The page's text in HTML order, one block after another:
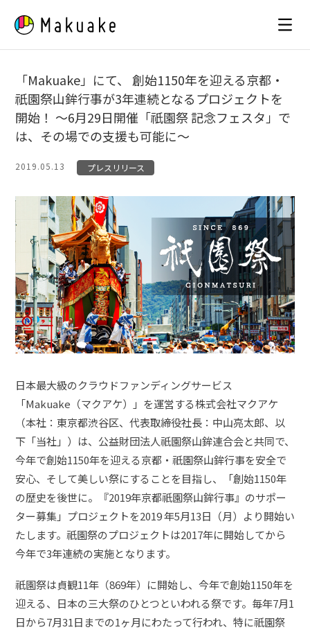
content
「Makuake」にて、 創始1150年を迎える京都・
祇園祭山鉾行事が3年連続となるプロジェクトを
開始！ 〜6月29日開催「祇園祭 記念フェスタ」で
は、その場での支援も可能に〜
2019.05.13 プレスリリース
日本最大級のクラウドファンディングサービス
「Makuake（マクアケ）」を運営する株式会社マクアケ
（本社：東京都渋谷区、代表取締役社長：中山亮太郎、以
下「当社」）は、公益財団法人祇園祭山鉾連合会と共同で、
今年で創始1150年を迎える京都・祇園祭山鉾行事を安全で
安心、そして美しい祭にすることを目指し、「創始1150年
の歴史を後世に。『2019年京都祇園祭山鉾行事』のサポー
ター募集」プロジェクトを2019 年5月13日（月）より開始い
たします。祇園祭のプロジェクトは2017年に開始してから
今年で3年連続の実施となります。
祇園祭は貞観11年（869年）に開始し、今年で創始1150年を
迎える、日本の三大祭のひとつといわれる祭です。毎年7月1
日から7月31日までの1ヶ月にわたって行われ、特に祇園祭